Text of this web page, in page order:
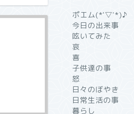
ポエム(*'▽'*)♪
今日の出来事
呟いてみた
哀
喜
子供達の事
怒
日々のぼやき
日常生活の事
暮らし